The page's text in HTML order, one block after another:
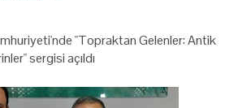
"Topraktan Gelenler: Antik
sergisi açıldı